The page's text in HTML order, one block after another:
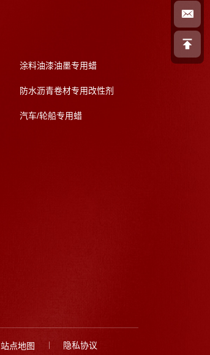
涂料油漆油墨专用蜡
防水沥青卷材专用改性剂
汽车/轮船专用蜡
站点地图 隐私协议